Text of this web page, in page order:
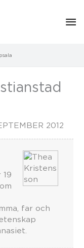
2012
far och